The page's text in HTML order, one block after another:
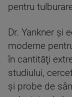
pentru
Dr. Yankner şi
moderne
în cantităţi
studiului,
şi probe de